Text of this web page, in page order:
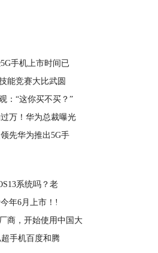
手机上市时间已
能竞赛大比武圆
：“这你买不买？”
万！华为总裁曝光
先华为推出5G手
系统吗？老
年6月上市！!
商，开始使用中国大
手机百度和腾